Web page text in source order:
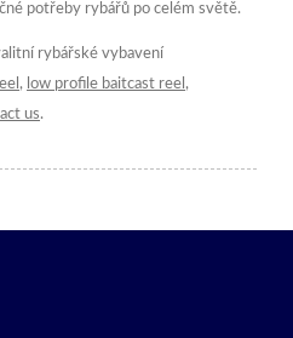
potřeby rybářů po celém světě.
rybářské vybavení
, low profile baitcast reel ,
us.